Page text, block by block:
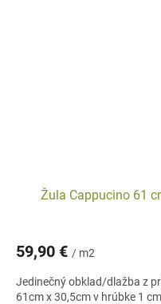
Žula Cappucino 61
59,90 € / m2
Jedinečný obklad/dlažba z
61cm x 30,5cm v hrúbke 1